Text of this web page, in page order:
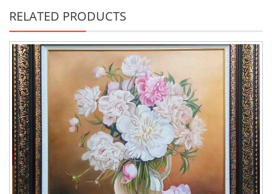
RELATED PRODUCTS